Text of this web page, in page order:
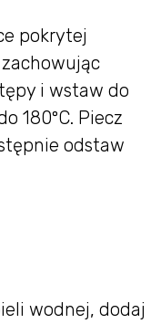
pokrytej
i wstaw do
180ºC. Piecz
odstaw
wodnej, dodaj